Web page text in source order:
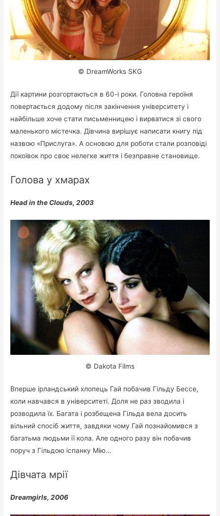
© DreamWorks SKG
Дії картини розгортаються в 60-і роки. Головна героїня
повертається додому після закінчення університету і
найбільше хоче стати письменницею і вирватися зі свого
маленького містечка. Дівчина вирішує написати книгу під
назвою «Прислуга». А основою для роботи стали розповіді
покоївок про своє нелегке життя і безправне становище.
Голова у хмарах
Head in the Clouds, 2003
© Dakota Films
Вперше ірландський хлопець Гай побачив Гільду Бессе,
коли навчався в університеті. Доля не раз зводила і
розводила їх. Багата і розбещена Гільда вела досить
вільний спосіб життя, завдяки чому Гай познайомився з
багатьма людьми її кола. Але одного разу він побачив
поруч з Гільдою іспанку Мію…
Дівчата мрії
Dreamgirls, 2006